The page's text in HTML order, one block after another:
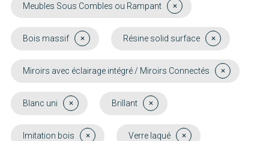
Meubles Sous Combles ou Rampant
Bois massif Résine solid surface
Miroirs avec éclairage intégré / Miroirs Connectés
Blanc uni Brillant
Imitation bois Verre laqué